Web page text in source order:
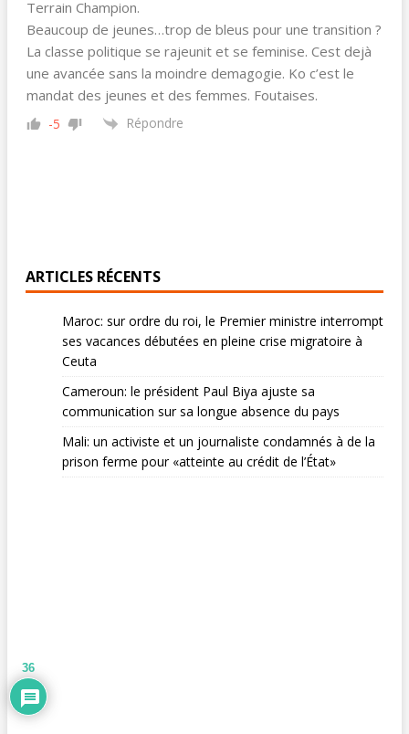
Terrain Champion.
Beaucoup de jeunes…trop de bleus pour une transition ?
La classe politique se rajeunit et se feminise. Cest dejà
une avancée sans la moindre demagogie. Ko c’est le
mandat des jeunes et des femmes. Foutaises.
-5 Répondre
ARTICLES RÉCENTS
Maroc: sur ordre du roi, le Premier ministre interrompt
ses vacances débutées en pleine crise migratoire à
Ceuta
Cameroun: le président Paul Biya ajuste sa
communication sur sa longue absence du pays
Mali: un activiste et un journaliste condamnés à de la
prison ferme pour «atteinte au crédit de l’État»
36